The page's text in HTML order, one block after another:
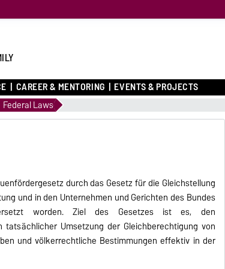
CAREER & MENTORING EVENTS & PROJECTS
Federal Laws
durch das Gesetz für die Gleichstellung
und in den Unternehmen und Gerichten des Bundes
ersetzt worden. Ziel des Gesetzes ist es, den
Umsetzung der Gleichberechtigung von
und völkerrechtliche Bestimmungen effektiv in der